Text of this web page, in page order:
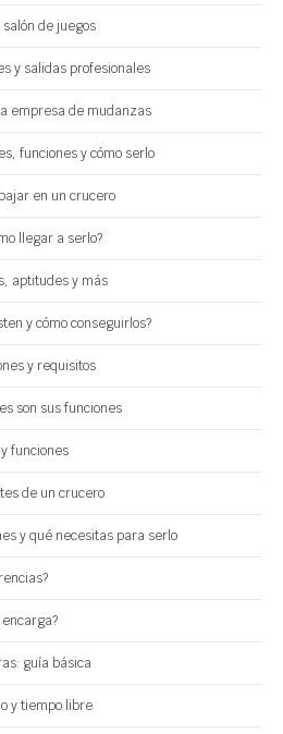
de juegos
y salidas profesionales
empresa de mudanzas
funciones y cómo serlo
en un crucero
llegar a serlo?
aptitudes y más
y cómo conseguirlos?
y requisitos
son sus funciones
funciones
de un crucero
y qué necesitas para serlo
encarga?
guía básica
y tiempo libre